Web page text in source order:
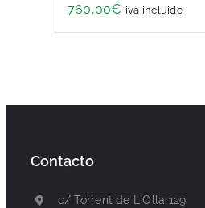
760,00€ iva incluido
Contacto
c/ Torrent de L´Olla 129